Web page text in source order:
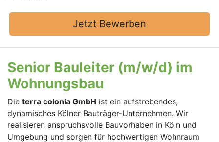
Jetzt Bewerben
Senior Bauleiter (m/w/d) im
Wohnungsbau
Die terra colonia GmbH ist ein aufstrebendes,
dynamisches Kölner Bauträger-Unternehmen. Wir
realisieren anspruchs­volle Bauvorhaben in Köln und
Umgebung und sorgen für hoch­wertigen Wohnraum